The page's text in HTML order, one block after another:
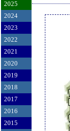
2025
2024
2023
2022
2021
2020
2019
2018
2017
2016
2015